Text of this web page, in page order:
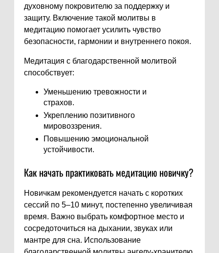
духовному покровителю за поддержку и
защиту. Включение такой молитвы в
медитацию помогает усилить чувство
безопасности, гармонии и внутреннего покоя.
Медитация с благодарственной молитвой
способствует:
Уменьшению тревожности и
страхов.
Укреплению позитивного
мировоззрения.
Повышению эмоциональной
устойчивости.
Как начать практиковать медитацию новичку?
Новичкам рекомендуется начать с коротких
сессий по 5–10 минут, постепенно увеличивая
время. Важно выбрать комфортное место и
сосредоточиться на дыхании, звуках или
мантре для сна. Использование